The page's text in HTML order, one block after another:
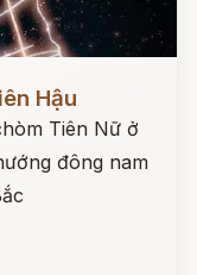
Hậu
Tiên Nữ ở
đông nam